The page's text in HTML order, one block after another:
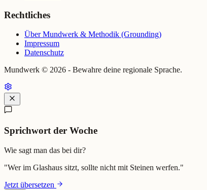
Rechtliches
Über Mundwerk & Methodik (Grounding)
Impressum
Datenschutz
Mundwerk © 2026 - Bewahre deine regionale Sprache.
Sprichwort der Woche
Wie sagt man das bei dir?
"Wer im Glashaus sitzt, sollte nicht mit Steinen werfen."
Jetzt übersetzen